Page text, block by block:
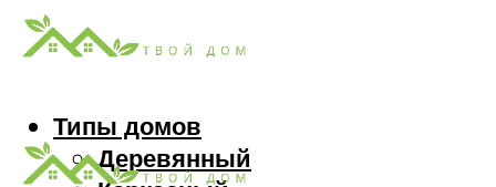
Типы домов
Деревянный